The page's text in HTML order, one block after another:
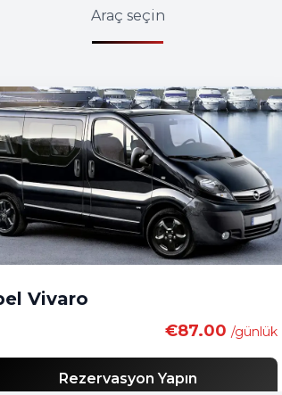
Araç seçin
Vivaro
€87.00 /günlük
Rezervasyon Yapın